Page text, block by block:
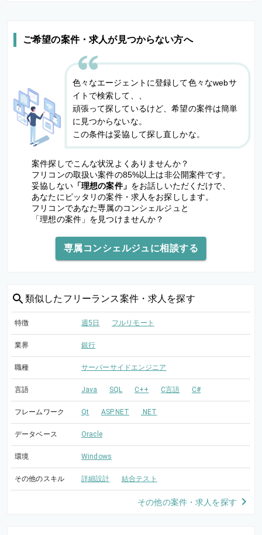
ご希望の案件・求人が見つからない方へ
色々なエージェントに登録して色々なwebサ
イトで検索して、、
頑張って探しているけど、希望の案件は簡単
に見つからないな。
この条件は妥協して探し直しかな。
案件探しでこんな状況よくありませんか？
フリコンの取扱い案件の85%以上は非公開案件です。
妥協しない「理想の案件」 をお話しいただくだけで、
あなたにピッタリの案件・求人をお探しします。
フリコンであなた専属のコンシェルジュと
「理想の案件」を見つけませんか？
専属コンシェルジュに相談する
類似した フリーランス案件・求人を探す
特徴 週5日 フルリモート
業界 銀行
職種 サーバーサイドエンジニア
言語 Java SQL C++ C言語 C#
フレームワーク Qt ASP.NET .NET
データベース Oracle
環境 Windows
その他のスキル 詳細設計 結合テスト
その他の案件・求人を探す